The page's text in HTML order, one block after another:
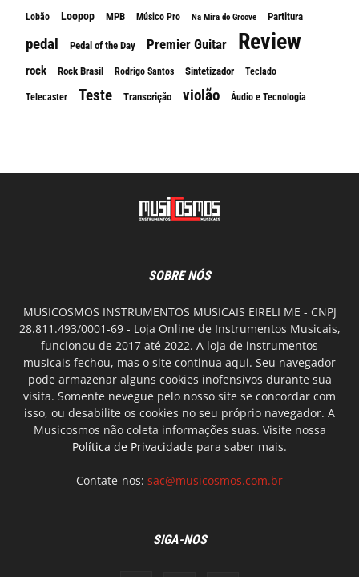
Lobão Loopop MPB Músico Pro Na Mira do Groove Partitura
pedal Pedal of the Day Premier Guitar Review
rock Rock Brasil Rodrigo Santos Sintetizador Teclado
Telecaster Teste Transcrição violão Áudio e Tecnologia
SOBRE NÓS
MUSICOSMOS INSTRUMENTOS MUSICAIS EIRELI ME - CNPJ
28.811.493/0001-69 - Loja Online de Instrumentos Musicais,
funcionou de 2017 até 2022. A loja de instrumentos
musicais fechou, mas o site continua aqui. Seu navegador
pode armazenar alguns cookies inofensivos durante sua
visita. Somente nevegue pelo nosso site se concordar com
isso, ou desabilite os cookies no seu próprio navegador. A
Musicosmos não coleta informações suas. Visite nossa
Política de Privacidade para saber mais.
Contate-nos: sac@musicosmos.com.br
SIGA-NOS